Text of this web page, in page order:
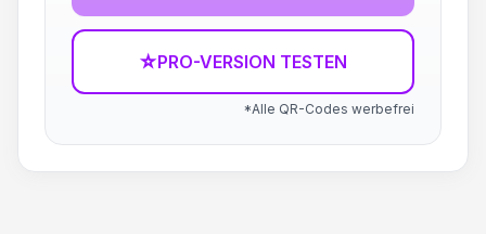
☆PRO-VERSION TESTEN
*Alle QR-Codes werbefrei